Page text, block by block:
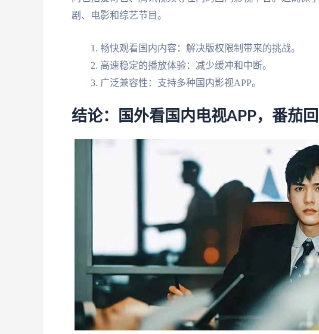
剧、电影和综艺节目。
畅快观看国内内容：解决版权限制带来的挑战。
高速稳定的播放体验：减少缓冲和中断。
广泛兼容性：支持多种国内影视APP。
结论：国外看国内电视APP，番茄